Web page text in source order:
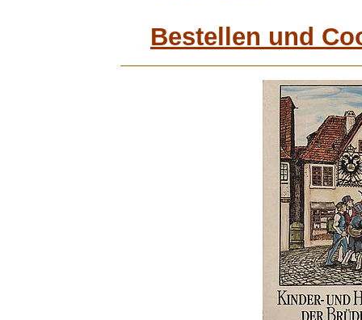
Bestellen und